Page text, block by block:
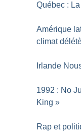
Québec :
Amérique
climat
Irlande
1992 : No
King »
Rap et